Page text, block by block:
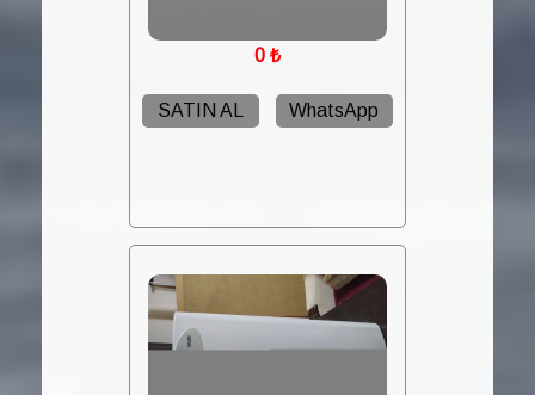
0₺
SATIN AL WhatsApp